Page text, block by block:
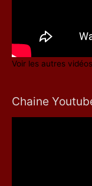
Voir les autres
Chaine